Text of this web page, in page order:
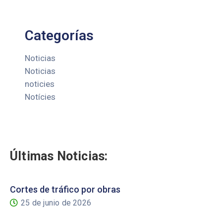
Categorías
Noticias
Noticias
noticies
Notícies
Últimas Noticias:
Cortes de tráfico por obras
25 de junio de 2026